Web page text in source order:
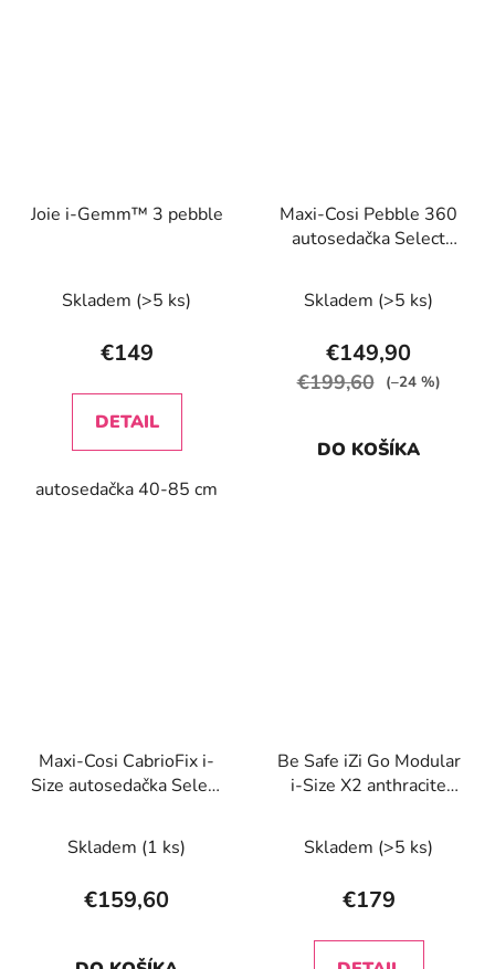
Joie i-Gemm™ 3 pebble
Skladem (>5 ks)
€149
DETAIL
autosedačka 40-85 cm
Maxi-Cosi Pebble 360
autosedačka Select
Skladem (>5 ks)
€149,90
€199,60 (–24 %)
DO KOŠÍKA
Maxi-Cosi CabrioFix i-
Size autosedačka Select
Skladem (1 ks)
€159,60
Be Safe iZi Go Modular
i-Size X2 anthracite
Skladem (>5 ks)
€179